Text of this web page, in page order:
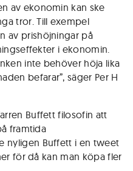
av ekonomin kan ske
tror. Till exempel
av prishöjningar på
i ekonomin.
inte behöver höja lika
befarar”, säger Per H
Buffett filosofin att
framtida
nyligen Buffett i en tweet
för då kan man köpa fler